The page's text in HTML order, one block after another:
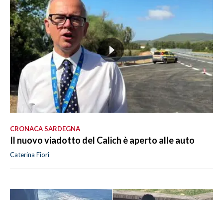
CRONACA SARDEGNA
Il nuovo viadotto del Calich è aperto alle auto
Caterina Fiori